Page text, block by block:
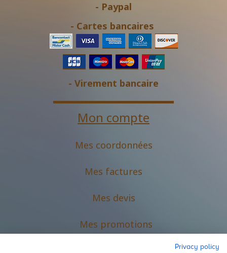
- Paypal
- Cartes bancaires
- Virement bancaire
Mon compte
Mes coordonnées
Mes factures
Mes devis
Mes promotions
Privacy policy